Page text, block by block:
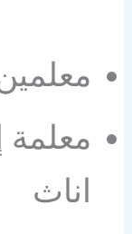
معلمة
اناث